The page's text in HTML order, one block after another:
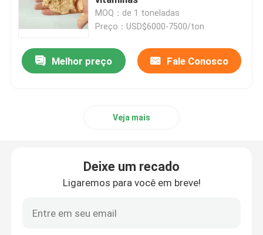
Aditivos da alimentação dos peixes
Pó do ferro do Heme
Pó do Peptone
Intermediários farmacêuticos
MOQ：de 1 toneladas
Preço：USD$6000-7500/ton
Melhor preço Fale Conosco
Veja mais
Deixe um recado
Ligaremos para você em breve!